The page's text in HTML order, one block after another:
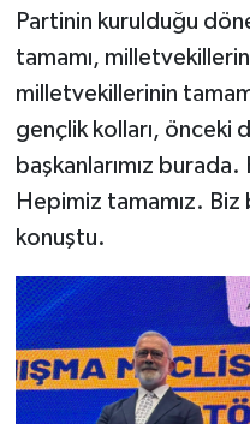
Partinin kurulduğu
tamamı,
milletvekillerinin
gençlik kolları, önceki
başkanlarımız
Hepimiz tamamız.
konuştu.